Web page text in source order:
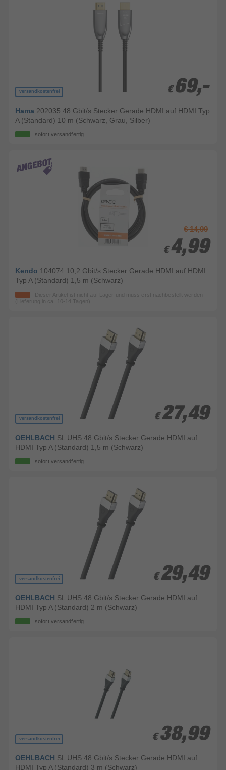
versandkostenfrei € 69,-
€ 69,-
Hama 202035 48 Gbit/s Stecker Gerade HDMI auf HDMI Typ
A (Standard) 10 m (Schwarz, Grau, Silber)
sofort versandfertig
€ 14,99
€ 4,99
€ 4,99
Kendo 104074 10,2 Gbit/s Stecker Gerade HDMI auf HDMI
Typ A (Standard) 1,5 m (Schwarz)
Dieser Artikel ist nicht auf Lager und muss erst nachbestellt werden
(Lieferung in ca. 10-14 Tagen)
versandkostenfrei € 27,49
€ 27,49
OEHLBACH SL UHS 48 Gbit/s Stecker Gerade HDMI auf
HDMI Typ A (Standard) 1,5 m (Schwarz)
sofort versandfertig
versandkostenfrei € 29,49
€ 29,49
OEHLBACH SL UHS 48 Gbit/s Stecker Gerade HDMI auf
HDMI Typ A (Standard) 2 m (Schwarz)
sofort versandfertig
versandkostenfrei € 38,99
€ 38,99
OEHLBACH SL UHS 48 Gbit/s Stecker Gerade HDMI auf
HDMI Typ A (Standard) 3 m (Schwarz)